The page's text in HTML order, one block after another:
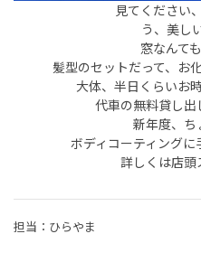
見てください
う、美し
窓なんて
髪型のセットだって、お
大体、半日くらいお
代車の無料貸し出
新年度、ち
ボディコーティングに
詳しくは店頭
担当：ひらやま